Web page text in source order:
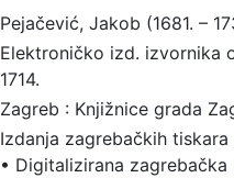
Pejačević, Jakob (1681. –
Elektroničko izd. izvornika
1714.
Zagreb : Knjižnice grada
Izdanja zagrebačkih tiskara
• Digitalizirana zagrebačka